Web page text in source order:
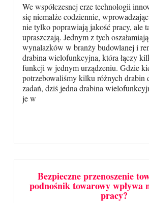
We współczesnej erze technologii
się niemalże codziennie,
nie tylko poprawiają jakość pracy, ale
upraszczają. Jednym z tych
wynalazków w branży budowlanej i
drabina wielofunkcyjna, która łączy
funkcji w jednym urządzeniu. Gdzie
potrzebowaliśmy kilku różnych drabin
zadań, dziś jedna drabina
je w
Bezpieczne przenoszenie
podnośnik towarowy wpływa
pracy?